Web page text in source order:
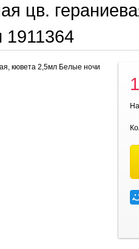
цв.
кювета 2,5мл Белые ночи